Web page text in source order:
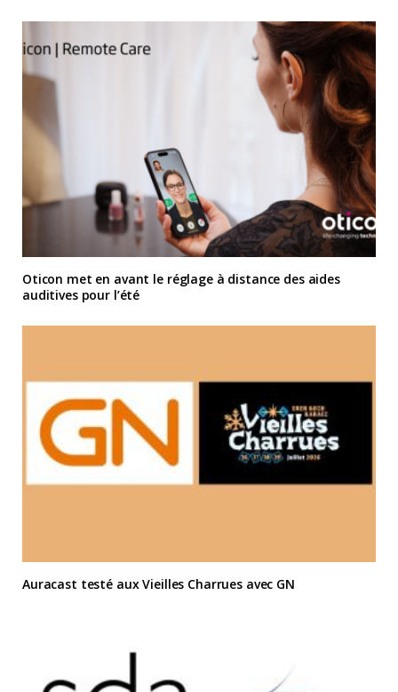
Oticon met en avant le réglage à distance des aides
auditives pour l’été
Auracast testé aux Vieilles Charrues avec GN